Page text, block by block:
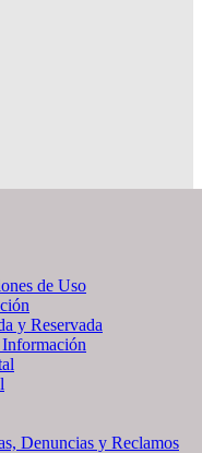
de Uso
y Reservada
Denuncias y Reclamos